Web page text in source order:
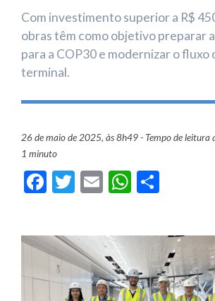
Com investimento superior a R$
obras têm como objetivo preparar
para a COP30 e modernizar o fluxo
terminal.
26 de maio de 2025, às 8h49 - Tempo de leitura
1 minuto
Facebook
Twitter
Email